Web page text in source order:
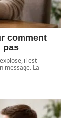
comment
pas
il est
message. La